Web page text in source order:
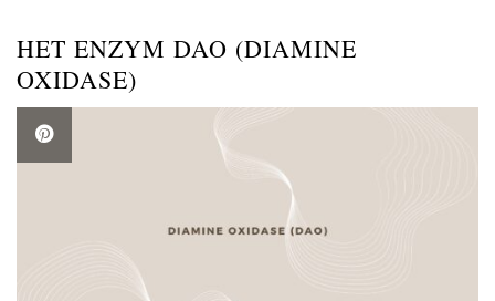
HET ENZYM DAO (DIAMINE
OXIDASE)